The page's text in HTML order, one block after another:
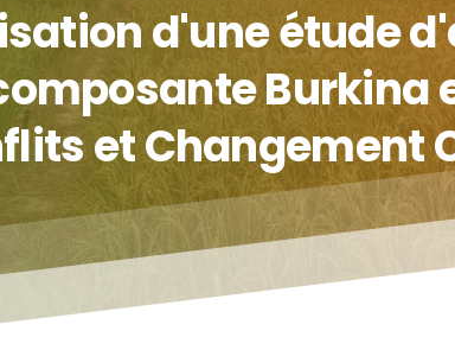
d'uneétude
Burkina
etChangement